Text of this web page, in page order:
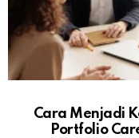
Cara Menjadi
Portfolio